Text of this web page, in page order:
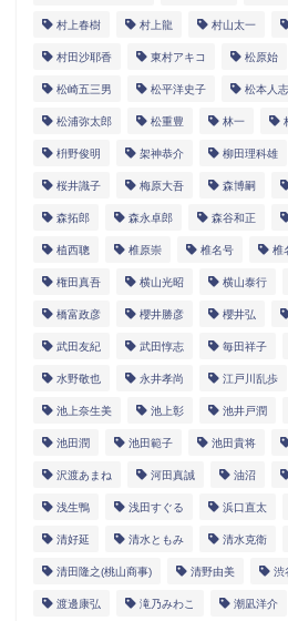
村上春樹 村上龍 村山太一
村田沙耶香 東村アキコ 松原始
松崎五三男 松平洋史子 松本人志
松浦弥太郎 松重豊 林一
枡野俊明 架神恭介 柳田理科雄
桜井識子 梅原大吾 森博嗣
森拓郎 森永卓郎 森谷和正
植西聰 椎原崇 椎名号 椎
権田真吾 横山光昭 横山泰行
橋富政彦 櫻井勝彦 櫻井弘
武田友紀 武田惇志 毎田祥子
水野敬也 永井孝尚 江戸川乱歩
池上奈生美 池上彰 池井戸潤
池田潤 池田範子 池田貴将
沢渡あまね 河田真誠 油沼
浅生鴨 浅田すぐる 浜口直太
清好延 清水ともみ 清水克衛
清田隆之(桃山商事) 清野由美 渋
渡邊康弘 滝乃みわこ 潮凪洋介